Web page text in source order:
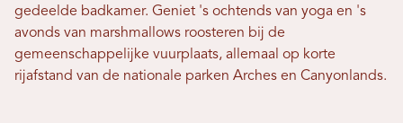
gedeelde badkamer. Geniet 's ochtends van yoga en 's
avonds van marshmallows roosteren bij de
gemeenschappelijke vuurplaats, allemaal op korte
rijafstand van de nationale parken Arches en Canyonlands.